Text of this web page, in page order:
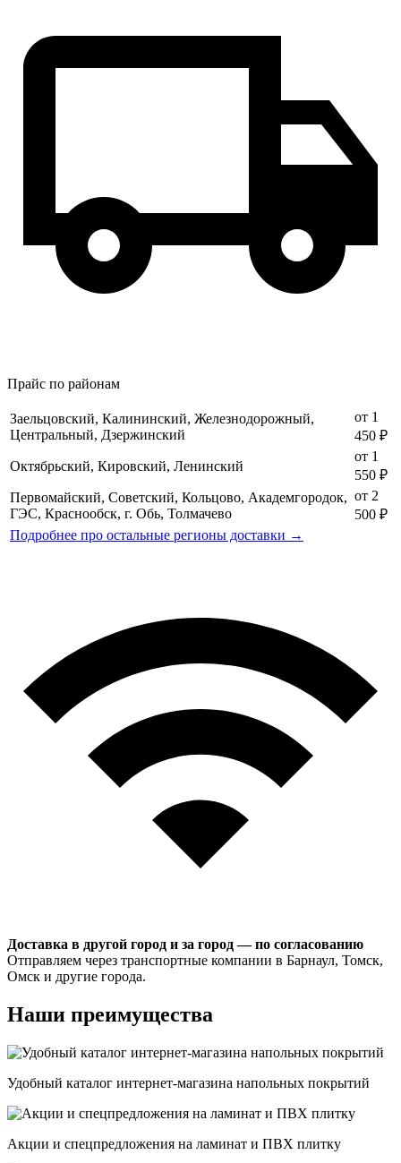
Прайс по районам
Заельцовский, Калининский, Железнодорожный,
Центральный, Дзержинский
от 1
450 ₽
Октябрьский, Кировский, Ленинский
от 1
550 ₽
Первомайский, Советский, Кольцово, Академгородок,
ГЭС, Краснообск, г. Обь, Толмачево
от 2
500 ₽
Подробнее про остальные регионы доставки →
Доставка в другой город и за город — по согласованию
Отправляем через транспортные компании в Барнаул, Томск,
Омск и другие города.
Наши преимущества
Удобный каталог интернет-магазина напольных покрытий
Акции и спецпредложения на ламинат и ПВХ плитку